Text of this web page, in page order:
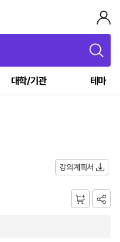
대학/기관 테마
강의계획서